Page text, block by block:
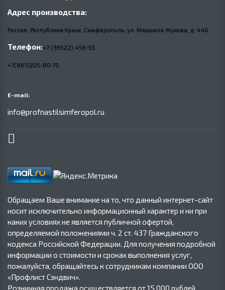
Адрес производства:
Россия, Республика Крым, Симферополь, ул. Маршала Жукова, д. 44Б
Телефон:+7 (36522) 456-55
+7(861)205-80-75
E-mail:
info@profnastilsimferopol.ru
Обращаем Ваше внимание на то, что данный интернет-сайт
носит исключительно информационный характер и ни при
каких условиях не является публичной офертой,
определяемой положениями ч. 2 ст. 437 Гражданского
кодекса Российской Федерации. Для получения подробной
информации о стоимости и сроках выполнения услуг,
пожалуйста, обращайтесь к сотрудникам компании ООО
«Профлист Сэндвич».
Розничная продажа осуществляется от 15 000 рублей.